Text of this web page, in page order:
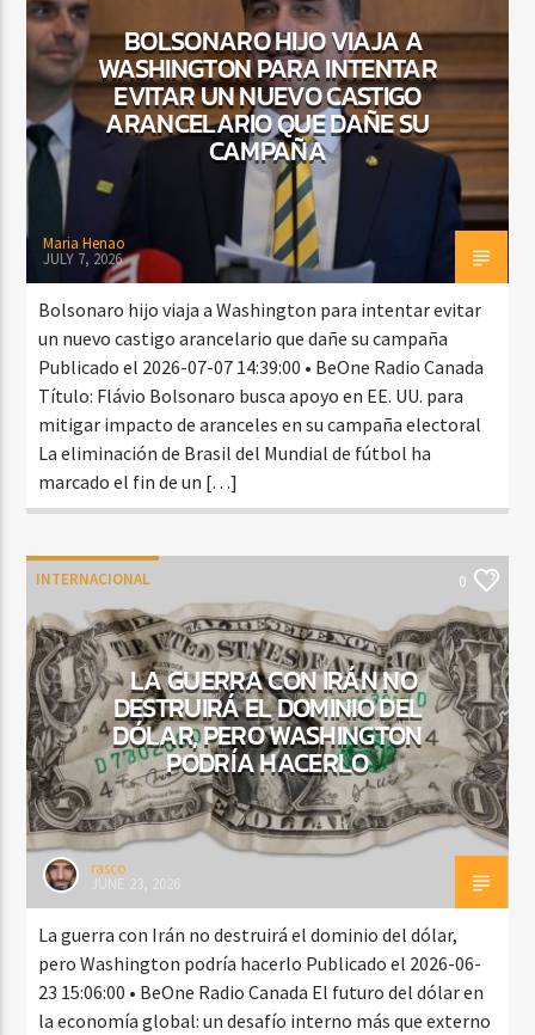
CURRENT SHOW
SALSA MATUTINA
6:00 AM 9:00 AM
BOLSONARO HIJO VIAJA A
WASHINGTON PARA INTENTAR
EVITAR UN NUEVO CASTIGO
ARANCELARIO QUE DAÑE SU
CAMPAÑA
Maria Henao
JULY 7, 2026
Bolsonaro hijo viaja a Washington para intentar evitar
un nuevo castigo arancelario que dañe su campaña
Publicado el 2026-07-07 14:39:00 • BeOne Radio Canada
Título: Flávio Bolsonaro busca apoyo en EE. UU. para
mitigar impacto de aranceles en su campaña electoral
La eliminación de Brasil del Mundial de fútbol ha
marcado el fin de un […]
INTERNACIONAL 0
LA GUERRA CON IRÁN NO
DESTRUIRÁ EL DOMINIO DEL
DÓLAR, PERO WASHINGTON
PODRÍA HACERLO
rasco
JUNE 23, 2026
La guerra con Irán no destruirá el dominio del dólar,
pero Washington podría hacerlo Publicado el 2026-06-
23 15:06:00 • BeOne Radio Canada El futuro del dólar en
la economía global: un desafío interno más que externo